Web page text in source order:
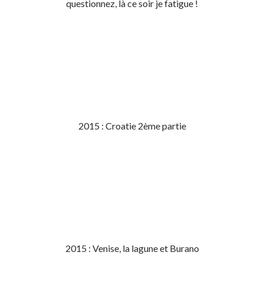
questionnez, là ce soir je fatigue !
2015 : Croatie 2ème partie
2015 : Venise, la lagune et Burano